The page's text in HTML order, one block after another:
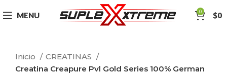
MENU 0 $0
Inicio
CREATINAS
Creatina Creapure Pvl Gold Series 100% German